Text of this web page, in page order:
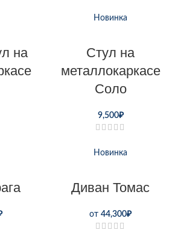
на
Новинка
Стул на
металлокаркасе
Соло
9,500₽
Новинка
Диван Томас
от 44,300₽